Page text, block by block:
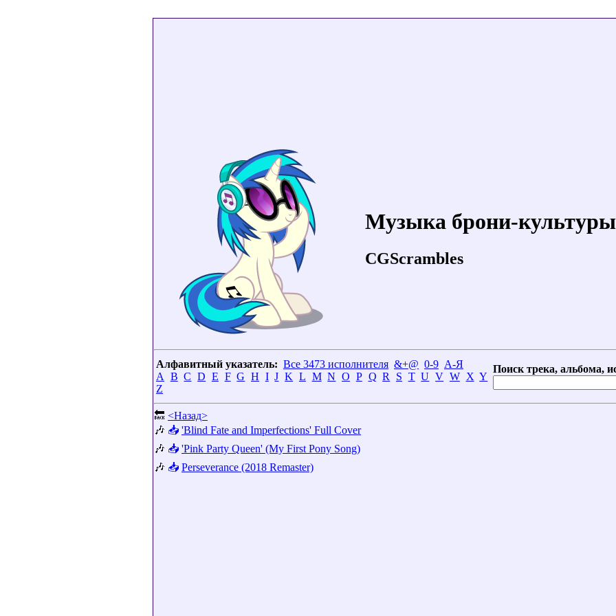
Музыка брони-культуры
CGScrambles
Алфавитный указатель: Все 3473 исполнителя &+@ 0-9 А-Я
A
B C D E F G H I J K L M N O P Q R S T U V W X Y
Z
Поиск трека, альбома,
🔙 <Назад>
🎶 📥 'Blind Fate and Imperfections' Full Cover
🎶 📥 'Pink Party Queen' (My First Pony Song)
🎶 📥 Perseverance (2018 Remaster)